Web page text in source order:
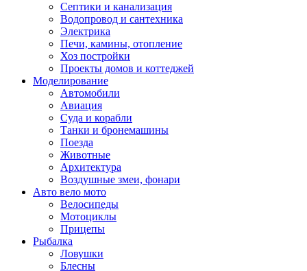
Септики и канализация
Водопровод и сантехника
Электрика
Печи, камины, отопление
Хоз постройки
Проекты домов и коттеджей
Моделирование
Автомобили
Авиация
Суда и корабли
Танки и бронемашины
Поезда
Животные
Архитектура
Воздушные змеи, фонари
Авто вело мото
Велосипеды
Мотоциклы
Прицепы
Рыбалка
Ловушки
Блесны